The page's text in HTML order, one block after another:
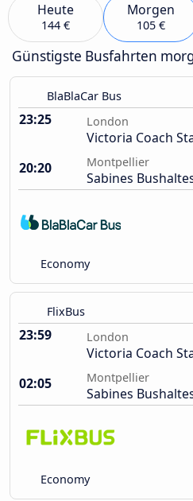
Heute
144 €
Morgen
105 €
Günstigste Busfahrten
BlaBlaCar Bus
23:25 London
Victoria Coach
20:20
Montpellier
Sabines
Economy
FlixBus
23:59 London
Victoria Coach
02:05
Montpellier
Sabines
Economy